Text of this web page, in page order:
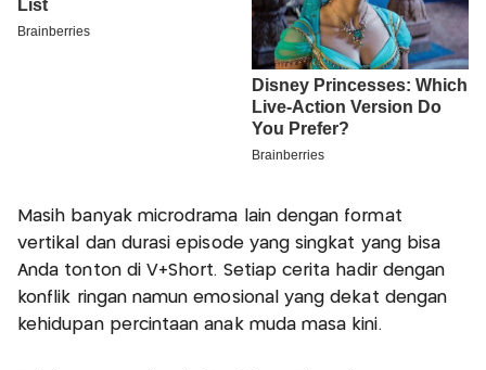
Masih banyak microdrama lain dengan format
vertikal dan durasi episode yang singkat yang bisa
Anda tonton di V+Short. Setiap cerita hadir dengan
konflik ringan namun emosional yang dekat dengan
kehidupan percintaan anak muda masa kini.